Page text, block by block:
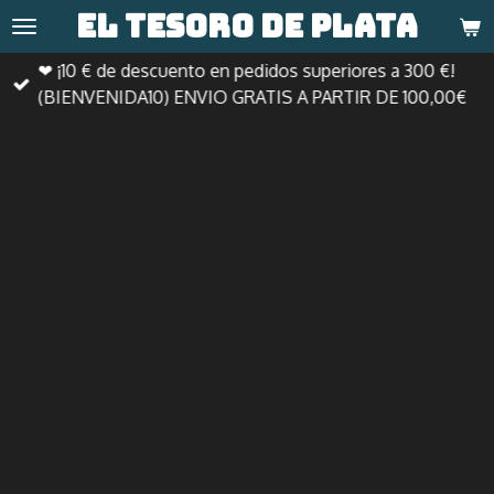
Ir
al
contenido
principal
El tesoro de plata
❤ ¡10 € de descuento en pedidos superiores a 300 €!
(BIENVENIDA10) ENVIO GRATIS A PARTIR DE 100,00€